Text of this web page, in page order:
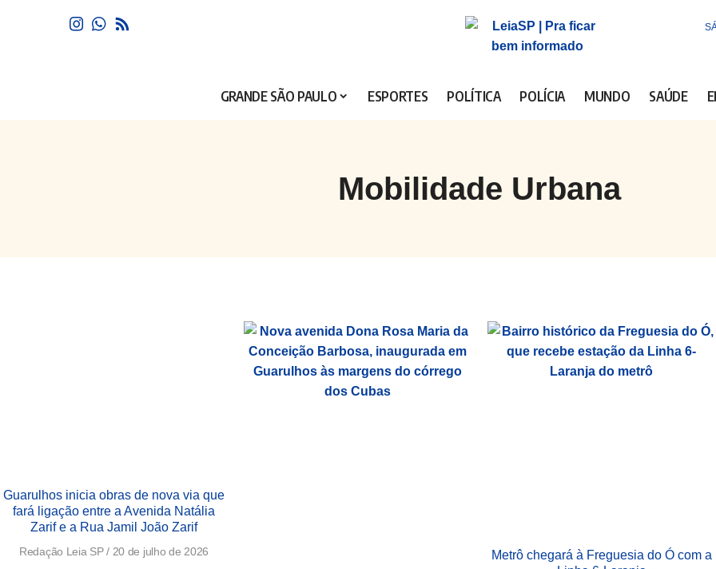
GRANDE SÃO PAULO ESPORTES POLÍTICA POLÍCIA MUNDO SAÚDE
Mobilidade Urbana
Guarulhos inicia obras de nova via que
fará ligação entre a Avenida Natália
Zarif e a Rua Jamil João Zarif
Redação Leia SP 20 de julho de 2026
Metrô chegará à Freguesia do Ó com a